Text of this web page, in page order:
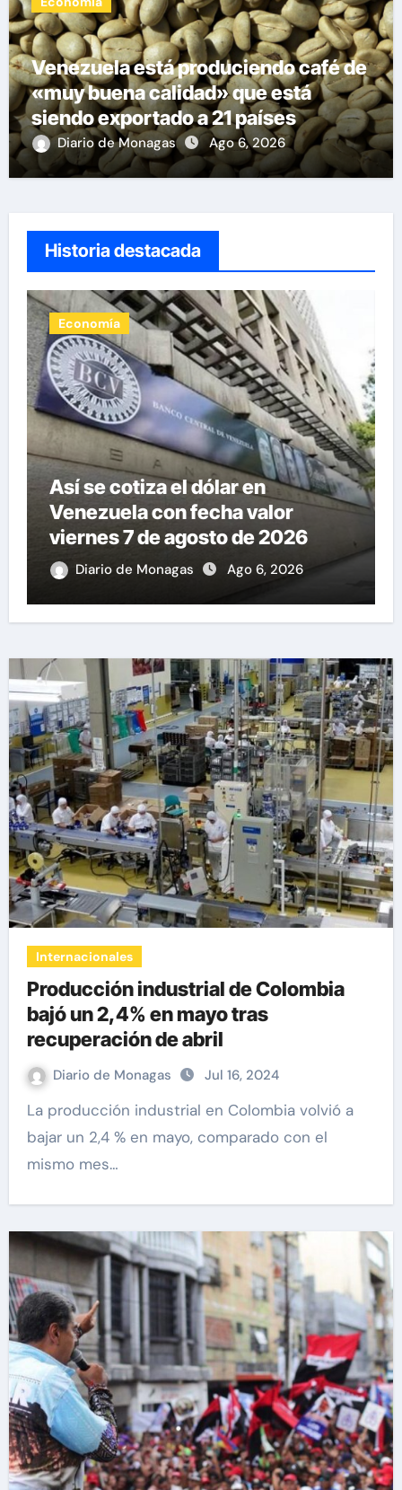
Venezuela está produciendo café de
«muy buena calidad» que está
siendo exportado a 21 países
Diario de Monagas Ago 6, 2026
Historia destacada
Nacionales
Inicia diálogo nacional con
exdiputados opositores de la AN
de 2015
Diario de Monagas Ago 6, 2026
Internacionales
Producción industrial de Colombia
bajó un 2,4% en mayo tras
recuperación de abril
Diario de Monagas Jul 16, 2024
La producción industrial en Colombia volvió a
bajar un 2,4 % en mayo, comparado con el
mismo mes…